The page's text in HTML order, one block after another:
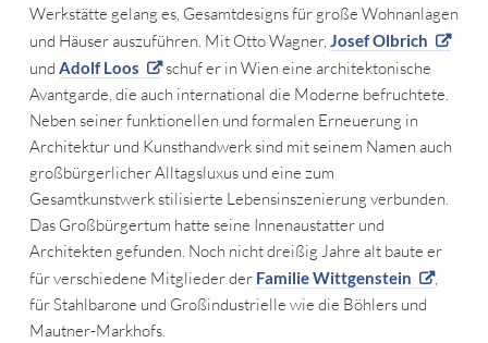
Werkstätte gelang es, Gesamtdesigns für große Wohnanlagen
und Häuser auszuführen. Mit Otto Wagner, Josef Olbrich
und Adolf Loos
schuf er in Wien eine architektonische
Avantgarde, die auch international die Moderne befruchtete.
Neben seiner funktionellen und formalen Erneuerung in
Architektur und Kunsthandwerk sind mit seinem Namen auch
großbürgerlicher Alltagsluxus und eine zum
Gesamtkunstwerk stilisierte Lebensinszenierung verbunden.
Das Großbürgertum hatte seine Innenaustatter und
Architekten gefunden. Noch nicht dreißig Jahre alt baute er
für verschiedene Mitglieder der Familie Wittgenstein
,
für Stahlbarone und Großindustrielle wie die Böhlers und
Mautner-Markhofs.